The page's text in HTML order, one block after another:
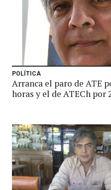
POLÍTICA
Arranca el paro de ATE
horas y el de ATECh por